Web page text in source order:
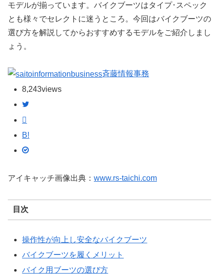
モデルが揃っています。バイクブーツはタイプ･スペック
とも様々でセレクトに迷うところ。今回はバイクブーツの
選び方を解説してからおすすめするモデルをご紹介しまし
ょう。
斉藤情報事務
8,243views
B!
アイキャッチ画像出典： www.rs-taichi.com
目次
操作性が向上し安全なバイクブーツ
バイクブーツを履くメリット
バイク用ブーツの選び方